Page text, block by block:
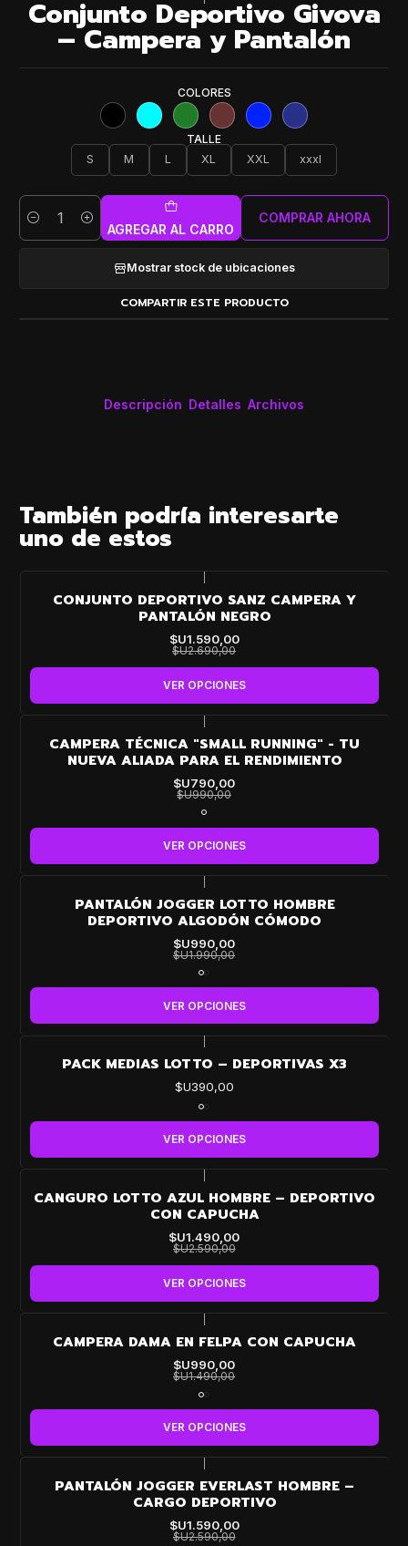
Conjunto Deportivo Givova
– Campera y Pantalón
COLORES
TALLE
S
M L XL XXL xxxl
Cantidad AGREGAR AL CARRO
COMPRAR AHORA
Mostrar stock de ubicaciones
COMPARTIR ESTE PRODUCTO
Descripción Detalles Archivos
También podría interesarte
uno de estos
-41%
OFFCONJUNTO DEPORTIVO SANZ CAMPERA Y
PANTALÓN NEGRO
$U1.590,00
$U2.690,00
VER OPCIONES
-20%
OFF
CAMPERA TÉCNICA "SMALL RUNNING" - TU
NUEVA ALIADA PARA EL RENDIMIENTO
$U790,00
$U990,00
VER OPCIONES
PANTALÓN JOGGER LOTTO HOMBRE
DEPORTIVO ALGODÓN CÓMODO
$U990,00
$U1.990,00
VER OPCIONES
PACK MEDIAS LOTTO – DEPORTIVAS X3
$U390,00
VER OPCIONES
-42%
OFF
CANGURO LOTTO AZUL HOMBRE – DEPORTIVO
CON CAPUCHA
$U1.490,00
$U2.590,00
VER OPCIONES
-34%
OFFCAMPERA DAMA EN FELPA CON CAPUCHA
$U990,00
$U1.490,00
VER OPCIONES
-39%
OFFPANTALÓN JOGGER EVERLAST HOMBRE –
CARGO DEPORTIVO
$U1.590,00
$U2.590,00